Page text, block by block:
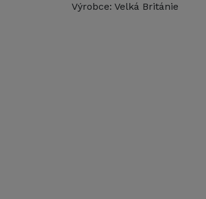
Výrobce: Velká Británie